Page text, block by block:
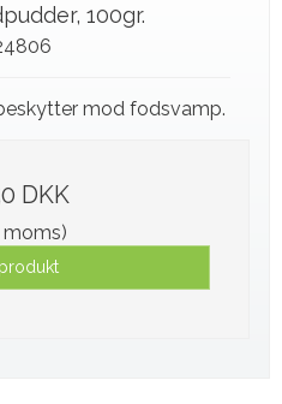
100gr.
mod fodsvamp.
DKK
moms)